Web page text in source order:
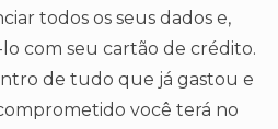
todos os seus dados e,
com seu cartão de crédito.
de tudo que já gastou e
você terá no